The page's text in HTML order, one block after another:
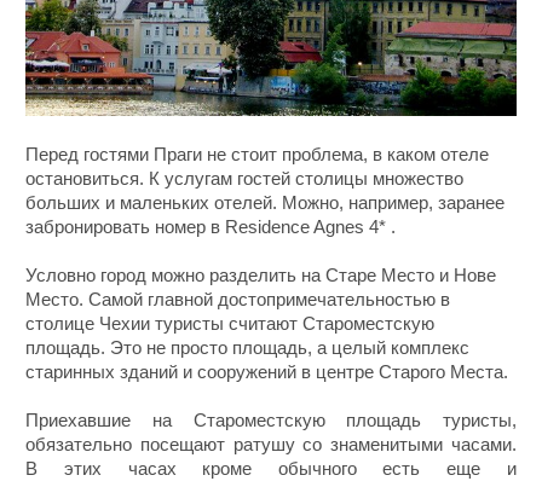
Перед гостями Праги не стоит проблема, в каком отеле
остановиться. К услугам гостей столицы множество
больших и маленьких отелей. Можно, например, заранее
забронировать номер в Residence Agnes 4* .
Условно город можно разделить на Старе Место и Нове
Место. Самой главной достопримечательностью в
столице Чехии туристы считают Староместскую
площадь. Это не просто площадь, а целый комплекс
старинных зданий и сооружений в центре Старого Места.
Приехавшие на Староместскую площадь туристы,
обязательно посещают ратушу со знаменитыми часами.
В этих часах кроме обычного есть еще и